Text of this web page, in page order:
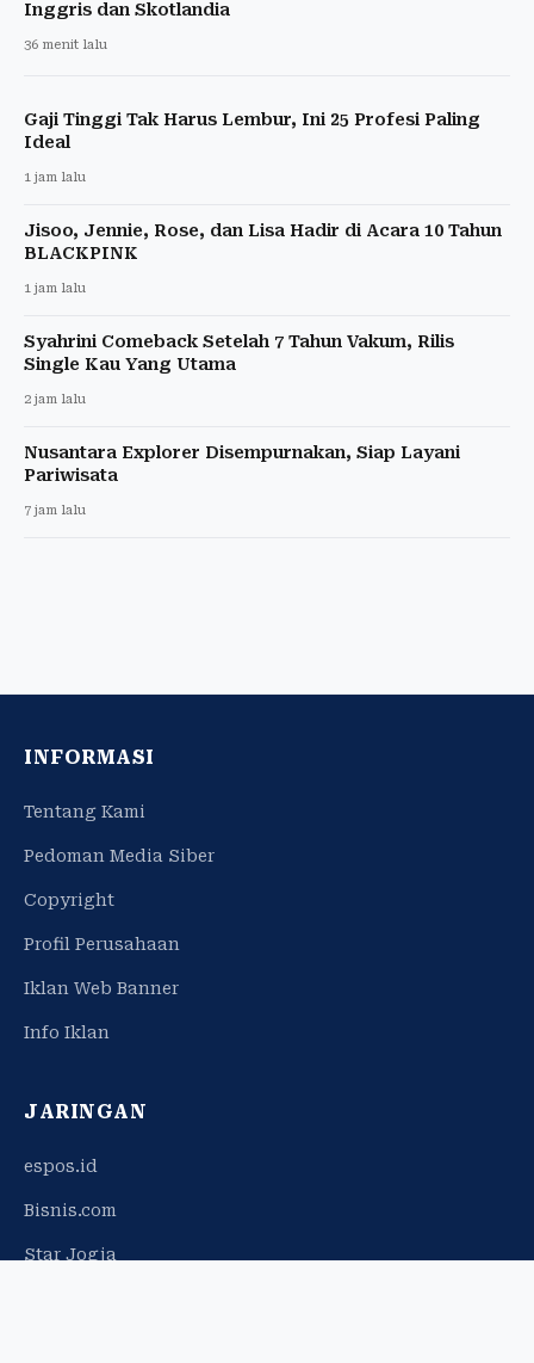
Inggris dan Skotlandia
36 menit lalu
Gaji Tinggi Tak Harus Lembur, Ini 25 Profesi Paling
Ideal
1 jam lalu
Jisoo, Jennie, Rose, dan Lisa Hadir di Acara 10 Tahun
BLACKPINK
1 jam lalu
Syahrini Comeback Setelah 7 Tahun Vakum, Rilis
Single Kau Yang Utama
2 jam lalu
Nusantara Explorer Disempurnakan, Siap Layani
Pariwisata
7 jam lalu
INFORMASI
Tentang Kami
Pedoman Media Siber
Copyright
Profil Perusahaan
Iklan Web Banner
Info Iklan
JARINGAN
espos.id
Bisnis.com
Star Jogja